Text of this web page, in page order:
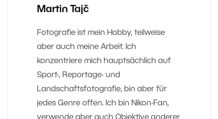
Martin Tajč
Fotografie ist mein Hobby, teilweise
aber auch meine Arbeit. Ich
konzentriere mich hauptsächlich auf
Sport-, Reportage- und
Landschaftsfotografie, bin aber für
jedes Genre offen. Ich bin Nikon-Fan,
verwende aber auch Objektive anderer